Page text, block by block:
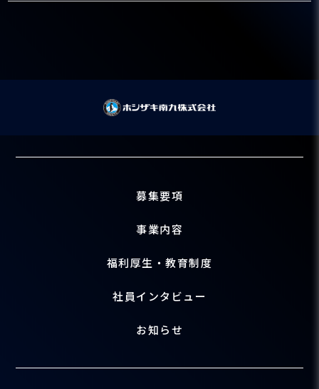
募集要項
事業内容
福利厚生・教育制度
社員インタビュー
お知らせ